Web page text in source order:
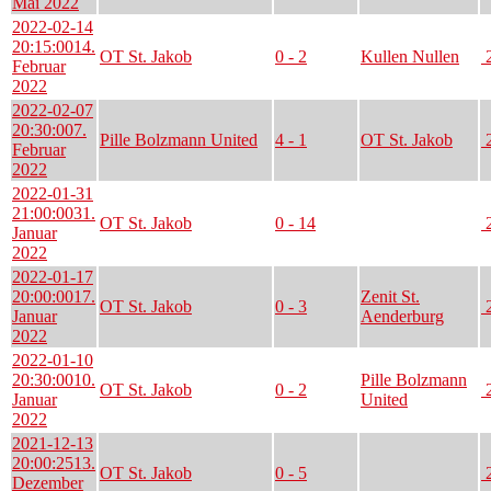
2022-02-14
20:15:0014.
Februar
2022
OT St. Jakob 0 - 2 Kullen Nullen
2022-02-07
20:30:007.
Februar
2022
Pille Bolzmann United 4 - 1 OT St. Jakob
2022-01-31
21:00:0031.
Januar
2022
OT St. Jakob 0 - 14
2022-01-17
20:00:0017.
Januar
2022
OT St. Jakob 0 - 3
Zenit St.
Aenderburg
2022-01-10
20:30:0010.
Januar
2022
OT St. Jakob 0 - 2
Pille Bolzmann
United
2021-12-13
20:00:2513.
Dezember
OT St. Jakob 0 - 5